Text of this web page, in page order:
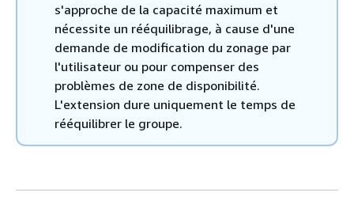
s'approche de la capacité maximum et
nécessite un rééquilibrage, à cause d'une
demande de modification du zonage par
l'utilisateur ou pour compenser des
problèmes de zone de disponibilité.
L'extension dure uniquement le temps de
rééquilibrer le groupe.